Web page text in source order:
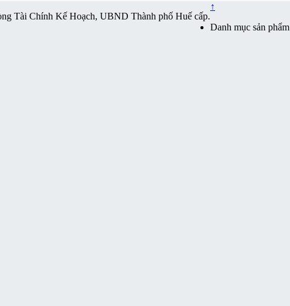
Tài Chính Kế Hoạch, UBND Thành phố Huế cấp.
↑
Danh mục sản phẩm